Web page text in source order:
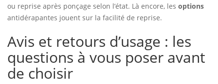
ou reprise après ponçage selon l’état. Là encore, les options
antidérapantes jouent sur la facilité de reprise.
Avis et retours d’usage : les
questions à vous poser avant
de choisir